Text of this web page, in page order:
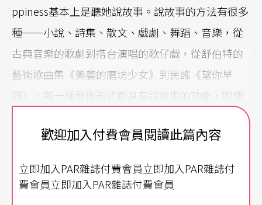
ppiness基本上是聽她說故事。說故事的方法有很多
種──小說、詩集、散文、戲劇、舞蹈、音樂，從
古典音樂的歌劇到搭台演唱的歌仔戲，從舒伯特的
藝術歌曲集《美麗的磨坊少女》到民謠《望你早
歸》，每一種藝術形式都具有說故事的功能，即使
個磨坊小工苦戀的《美麗的磨坊少女》中，舒伯特
了鋼琴和聲樂寫下二十首小曲，留下一部動人的連
歡迎加入付費會員閱讀此篇內容
立即加入PAR雜誌付費會員立即加入PAR雜誌付
費會員立即加入PAR雜誌付費會員